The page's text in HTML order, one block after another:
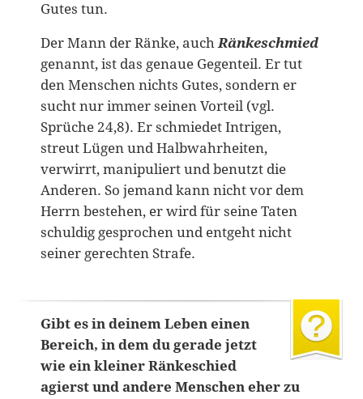
Gutes tun.
Der Mann der Ränke, auchRänkeschmied
genannt, ist das genaue Gegenteil. Er tut
den Menschen nichts Gutes, sondern er
sucht nur immer seinen Vorteil (vgl.
Sprüche 24,8). Er schmiedet Intrigen,
streut Lügen und Halbwahrheiten,
verwirrt, manipuliert und benutzt die
Anderen. So jemand kann nicht vor dem
Herrn bestehen, er wird für seine Taten
schuldig gesprochen und entgeht nicht
seiner gerechten Strafe.
Gibt es in deinem Leben einen
Bereich, in dem du gerade jetzt
wie ein kleiner Ränkeschied
agierst und andere Menschen eher zu